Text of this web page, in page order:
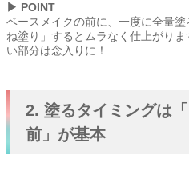
▶ POINT
ベースメイクの前に、一度に全量
ね塗り」するとムラなく仕上がり
い部分は念入りに！
2. 塗るタイミングは
前」が基本